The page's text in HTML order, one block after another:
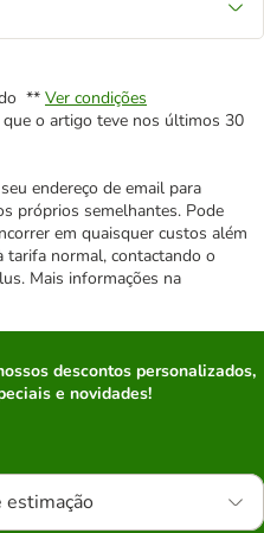
** Ver condições
o artigo teve nos últimos 30
endereço de email para
próprios semelhantes. Pode
em quaisquer custos além
tarifa normal, contactando o
Mais informações na
descontos personalizados,
e novidades!
estimação